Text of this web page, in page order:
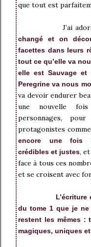
que tout est
J’ai
changé et on
facettes dans leurs
tout ce qu’elle va
elle est Sauvage et
Peregrine va nous
va devoir endurer
une nouvelle
personnages,
protagonistes
encore une fois
crédibles et justes,
face à tous ces
et se croisent avec
du tome 1 que je
restent les mêmes :
magiques, uniques